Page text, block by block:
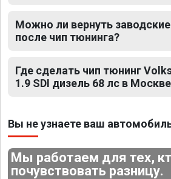
Можно ли вернуть
после чип тюнинга?
Где сделать чип тюнинг
1.9 SDI дизель 68 лс в
Вы не узнаете ваш
Мы работаем для тех,
почувствовать разницу.